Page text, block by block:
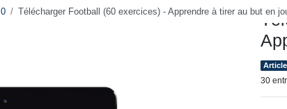
Télécharger Football (60 exercices) - Apprendre à tirer au but en
30